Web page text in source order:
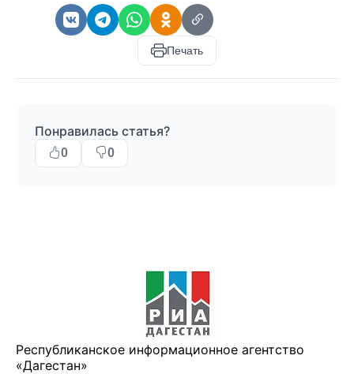
Печать
Понравилась статья?
0 0
Республиканское информационное агентство
«Дагестан»